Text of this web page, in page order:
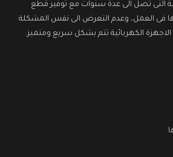
التى تصل الى عدة سنوات مع توفير قطع
فى العمل، وعدم التعرض الى نفس المشكلة
الاجهزة الكهربائية تتم بشكل سريع ومتميز.